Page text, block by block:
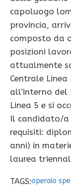
capoluogo
provincia,
composto da
posizioni
attualmente
Centrale
all’interno
Linea 5 e si
Il candidato/a
requisiti:
anni) in
laurea
TAGS:operaio